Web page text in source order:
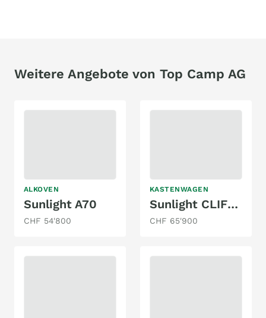
Weitere Angebote von Top Camp AG
ALKOVEN
Sunlight A70
CHF 54'800
KASTENWAGEN
Sunlight CLIFF XX 600 20 Years Edition
CHF 65'900